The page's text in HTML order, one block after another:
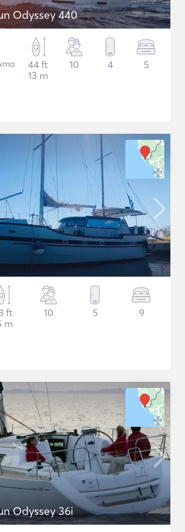
Odyssey 440
44 ft
13 m
10 4 5
ft
m
10 5 9
Odyssey 36i